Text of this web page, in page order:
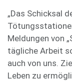
„Das Schicksal
Meldungen von
tägliche Arbeit
auch von uns.
Leben zu